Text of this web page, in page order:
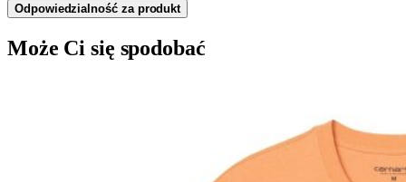
Odpowiedzialność za produkt
Może Ci się spodobać